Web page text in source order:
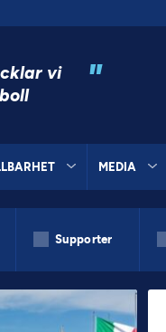
vi
"
MEDIA
Supporter